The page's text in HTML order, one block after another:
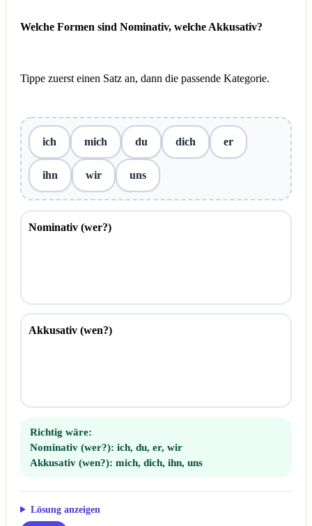
Welche Formen sind Nominativ, welche Akkusativ?
Tippe zuerst einen Satz an, dann die passende Kategorie.
ich mich du dich er
ihn wir uns
Nominativ (wer?)
Akkusativ (wen?)
Richtig wäre:
Nominativ (wer?): ich, du, er, wir
Akkusativ (wen?): mich, dich, ihn, uns
Lösung anzeigen